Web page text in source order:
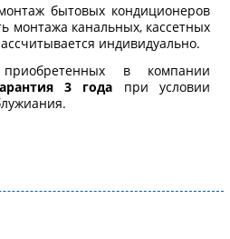
бытовых кондиционеров
монтажа канальных, кассетных
индивидуально.
в компании
3 года при условии